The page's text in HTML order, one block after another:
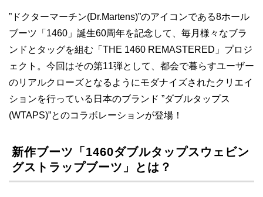
”ドクターマーチン(Dr.Martens)”のアイコンである8ホール
ブーツ「1460」誕生60周年を記念して、毎月様々なブラ
ンドとタッグを組む「THE 1460 REMASTERED」プロジ
ェクト。今回はその第11弾として、都会で暮らすユーザー
のリアルクローズとなるようにモダナイズされたクリエイ
ションを行っている日本のブランド ”ダブルタップス
(WTAPS)”とのコラボレーションが登場！
新作ブーツ「1460ダブルタップスウェビン
グストラップブーツ」とは？